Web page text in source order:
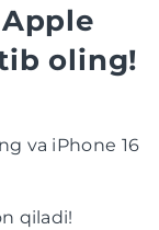
oling!
va iPhone 16
qiladi!